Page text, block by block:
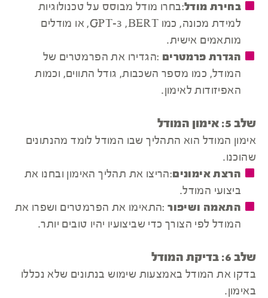
בחירת מודל:בחרו מודל מבוסס על טכנולוגיות
למידת מכונה, כמו GPT-3 ,BERT, או מודלים
מותאמים אישית.
הגדרת פרמטרים :הגדירו את הפרמטרים של
המודל, כמו מספר השכבות, גודל התווים, וכמות
האפיזודות לאימון.
שלב 5: אימון המודל
אימון המודל הוא התהליך שבו המודל לומד מהנתונים
שהוכנו.
הרצת אימונים:הריצו את תהליך האימון ובחנו את
ביצועי המודל.
התאמה ושיפור :התאימו את הפרמטרים ושפרו את
המודל לפי הצורך כדי שביצועיו יהיו טובים יותר.
שלב 6: בדיקת המודל
בדקו את המודל באמצעות שימוש בנתונים שלא נכללו
באימון.